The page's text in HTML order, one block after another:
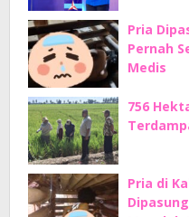
Pria
Pernah
Medis
756
Pria di